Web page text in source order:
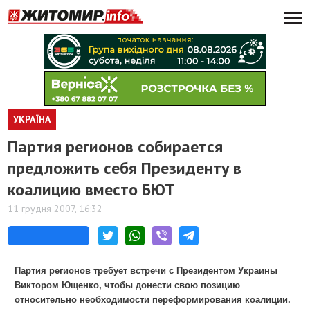
УКРАЇНА
Партия регионов собирается
предложить себя Президенту в
коалицию вместо БЮТ
11 грудня 2007, 16:32
Партия регионов требует встречи с Президентом Украины
Виктором Ющенко, чтобы донести свою позицию
относительно необходимости переформирования коалиции.